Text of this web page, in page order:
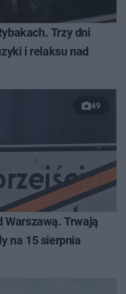
Trzy dni
i relaksu nad
49
Warszawą. Trwają
na 15 sierpnia